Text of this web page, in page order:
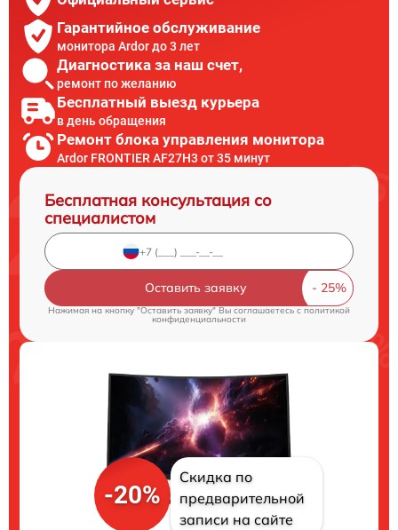
Гарантийное обслуживание
монитора Ardor до 3 лет
Диагностика за наш счет,
ремонт по желанию
Бесплатный выезд курьера
в день обращения
Ремонт блока управления монитора
Ardor FRONTIER AF27H3 от 35 минут
Бесплатная консультация со
специалистом
Оставить заявку
Нажимая на кнопку "Оставить заявку" Вы соглашаетесь cполитикой
конфиденциальности
-20%
Скидка по
предварительной
записи на сайте